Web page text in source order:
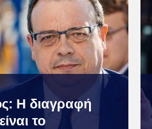
Η διαγραφή
το